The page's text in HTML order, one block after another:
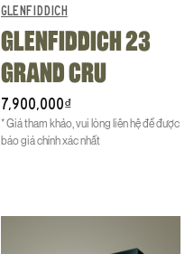
GLENFIDDICH
GLENFIDDICH 23
GRAND CRU
7,900,000₫
* Giá tham khảo, vui lòng liên hệ để được
báo giá chính xác nhất